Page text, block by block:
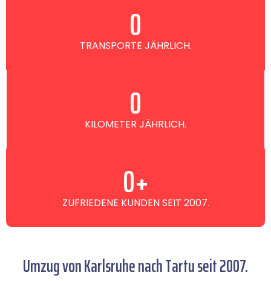
TRANSPORTE JÄHRLICH.
0
KILOMETER JÄHRLICH.
0
ZUFRIEDENE KUNDEN SEIT 2007.
0+
Umzug von Karlsruhe nach Tartu seit 2007.